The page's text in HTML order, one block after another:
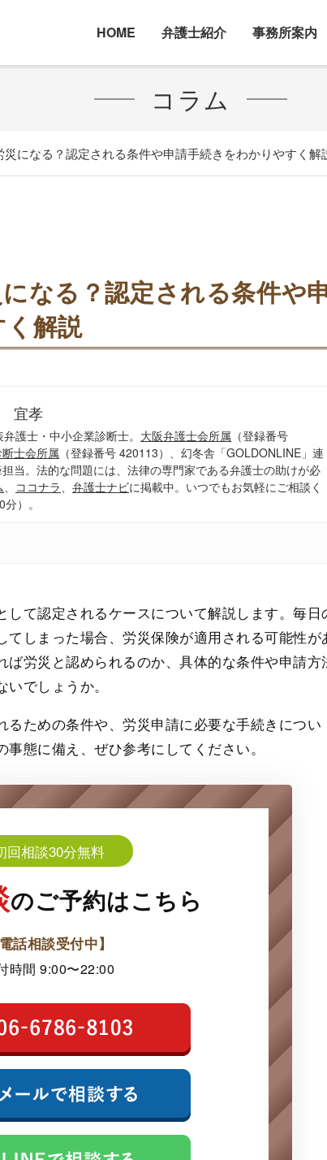
HOME 弁護士紹介 事務所案内
コラム
になる？認定される条件や申請手続きをわかりやすく解
なる？認定される条件や申
解説
宜孝
護士・中小企業診断士。 大阪弁護士会所属 （登録番号
士会所属 （登録番号 420113）、幻冬舎「GOLDONLINE」連
当。法的な問題には、法律の専門家である弁護士の助けが必
、 ココナラ、 弁護士ナビに掲載中。いつでもお気軽にご相談く
）。
して認定されるケースについて解説します。毎日
しまった場合、労災保険が適用される可能性が
ば労災と認められるのか、具体的な条件や申請方
でしょうか。
ための条件や、労災申請に必要な手続きについ
態に備え、ぜひ参考にしてください。
回相談30分無料
のご予約はこちら
電話相談受付中】
時間 9:00〜22:00